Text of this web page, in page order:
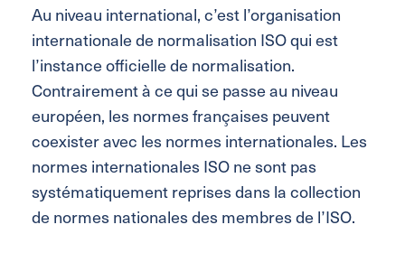
Au niveau international, c’est l’organisation
internationale de normalisation ISO qui est
l’instance officielle de normalisation.
Contrairement à ce qui se passe au niveau
européen, les normes françaises peuvent
coexister avec les normes internationales. Les
normes internationales ISO ne sont pas
systématiquement reprises dans la collection
de normes nationales des membres de l’ISO.